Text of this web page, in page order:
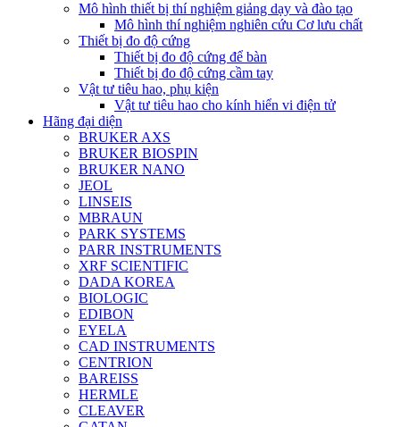
Mô hình thiết bị thí nghiệm giảng dạy và đào tạo
Mô hình thí nghiệm nghiên cứu Cơ lưu chất
Thiết bị đo độ cứng
Thiết bị đo độ cứng để bàn
Thiết bị đo độ cứng cầm tay
Vật tư tiêu hao, phụ kiện
Vật tư tiêu hao cho kính hiển vi điện tử
Hãng đại diện
BRUKER AXS
BRUKER BIOSPIN
BRUKER NANO
JEOL
LINSEIS
MBRAUN
PARK SYSTEMS
PARR INSTRUMENTS
XRF SCIENTIFIC
DADA KOREA
BIOLOGIC
EDIBON
EYELA
CAD INSTRUMENTS
CENTRION
BAREISS
HERMLE
CLEAVER